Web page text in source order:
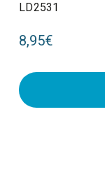
LD2531
8,95€